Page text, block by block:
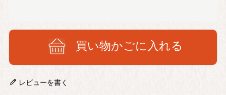
買い物かごに入れる
レビューを書く